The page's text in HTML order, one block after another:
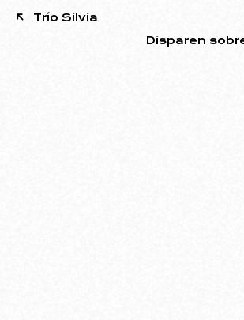
Trío Silvia
Disparen